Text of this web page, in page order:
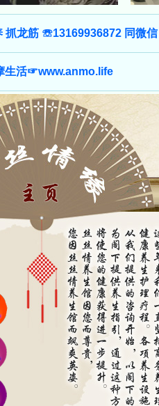
抓龙筋 ☏13169936872 同微信
生活☞www.anmo.life